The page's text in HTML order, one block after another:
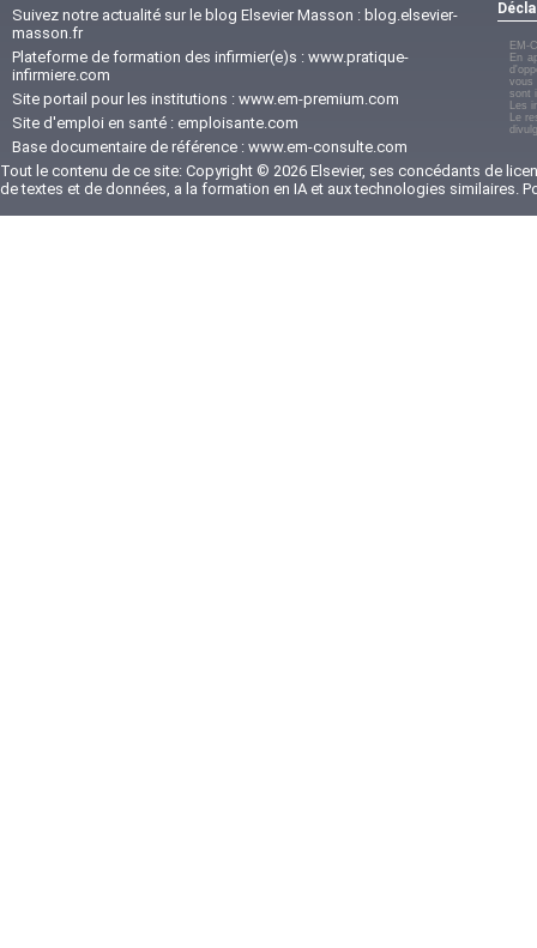
Suivez notre actualité sur le blog Elsevier Masson : blog.elsevier-
masson.fr
Plateforme de formation des infirmier(e)s : www.pratique-
infirmiere.com
Site portail pour les institutions : www.em-premium.com
Site d'emploi en santé : emploisante.com
Base documentaire de référence : www.em-consulte.com
EM-
En
vous
sont
Les
Le
Tout le contenu de ce site: Copyright © 2026 Elsevier, ses concédants de
de textes et de données, a la formation en IA et aux technologies similaires.